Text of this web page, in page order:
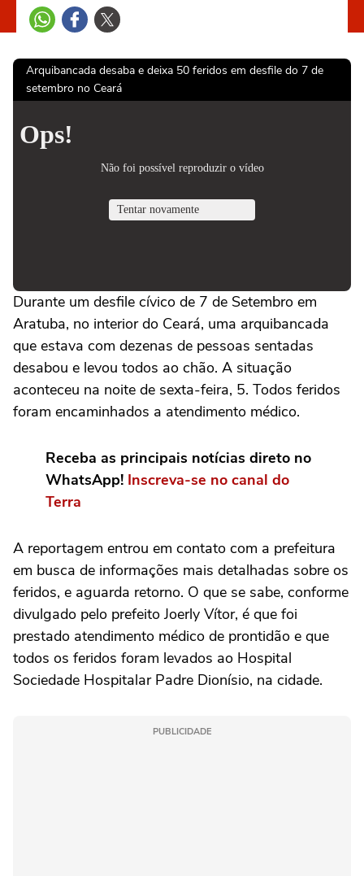
Arquibancada desaba e deixa 50 feridos em desfile do 7 de
setembro no Ceará
Durante um desfile cívico de 7 de Setembro em
Aratuba, no interior do Ceará, uma arquibancada
que estava com dezenas de pessoas sentadas
desabou e levou todos ao chão. A situação
aconteceu na noite de sexta-feira, 5. Todos feridos
foram encaminhados a atendimento médico.
Receba as principais notícias direto no
WhatsApp! Inscreva-se no canal do
Terra
A reportagem entrou em contato com a prefeitura
em busca de informações mais detalhadas sobre os
feridos, e aguarda retorno. O que se sabe, conforme
divulgado pelo prefeito Joerly Vítor, é que foi
prestado atendimento médico de prontidão e que
todos os feridos foram levados ao Hospital
Sociedade Hospitalar Padre Dionísio, na cidade.
PUBLICIDADE